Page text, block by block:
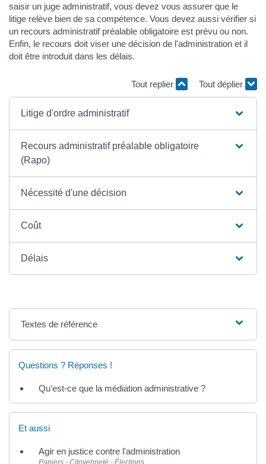
saisir un juge administratif, vous devez vous assurer que le
litige relève bien de sa compétence. Vous devez aussi vérifier si
un recours administratif préalable obligatoire est prévu ou non.
Enfin, le recours doit viser une décision de l'administration et il
doit être introduit dans les délais.
Tout replier Tout déplier
Litige d'ordre administratif
Recours administratif préalable obligatoire
(Rapo)
Nécessité d'une décision
Coût
Délais
Textes de référence
Questions ? Réponses !
Qu'est-ce que la médiation administrative ?
Et aussi
Agir en justice contre l'administration
Papiers - Citoyenneté - Élections